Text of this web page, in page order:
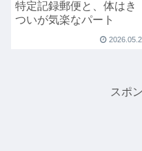
特定記録郵便と、体はき
ついが気楽なパート
スポ